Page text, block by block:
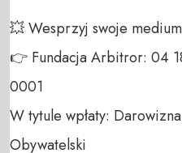
💥 Wesprzyj swoje
👉 Fundacja Arbitror: 04
0001
W tytule wpłaty:
Obywatelski